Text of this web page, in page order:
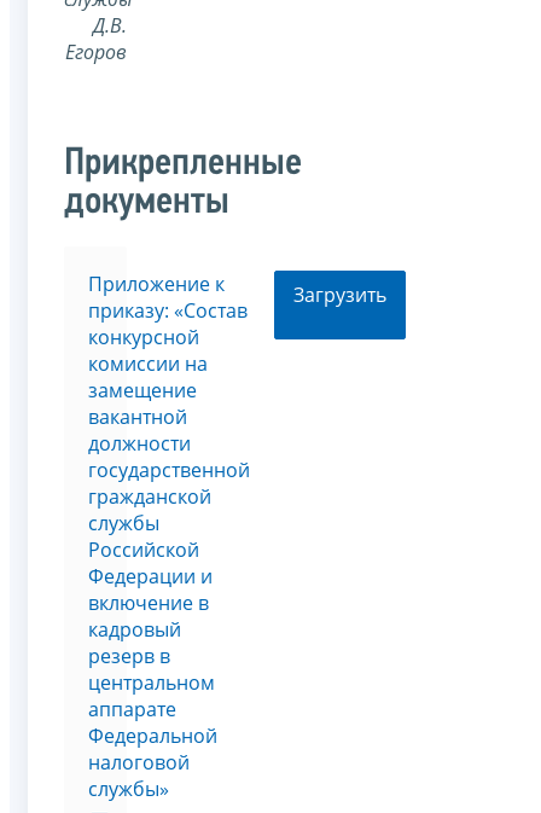
Д.В.
Егоров
Прикрепленные
документы
Приложение к
приказу: «Состав
конкурсной
комиссии на
замещение
вакантной
должности
государственной
гражданской
службы
Российской
Федерации и
включение в
кадровый
резерв в
центральном
аппарате
Федеральной
налоговой
службы»
Загрузить